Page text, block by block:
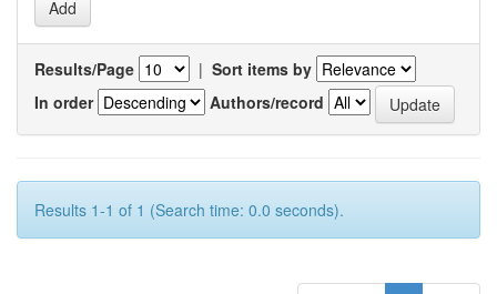
Results/Page | Sort items by
In order
Authors/record
Results 1-1 of 1 (Search time: 0.0 seconds).